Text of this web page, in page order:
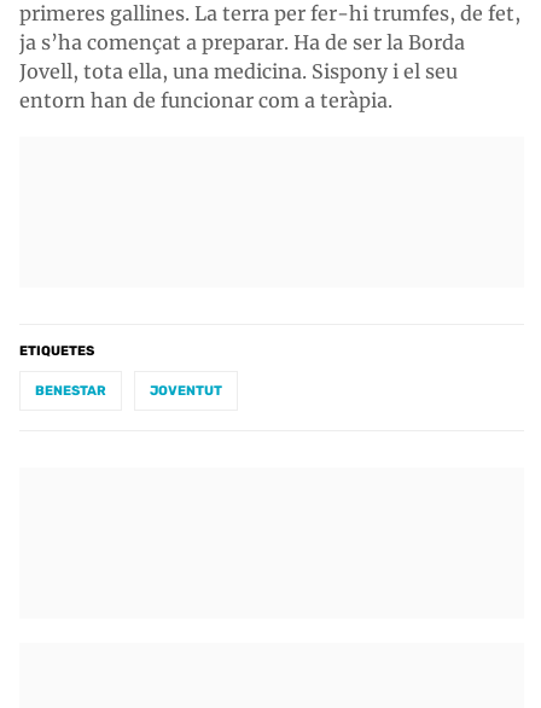
primeres gallines. La terra per fer-hi trumfes, de fet,
ja s’ha començat a preparar. Ha de ser la Borda
Jovell, tota ella, una medicina. Sispony i el seu
entorn han de funcionar com a teràpia.
ETIQUETES
BENESTAR JOVENTUT